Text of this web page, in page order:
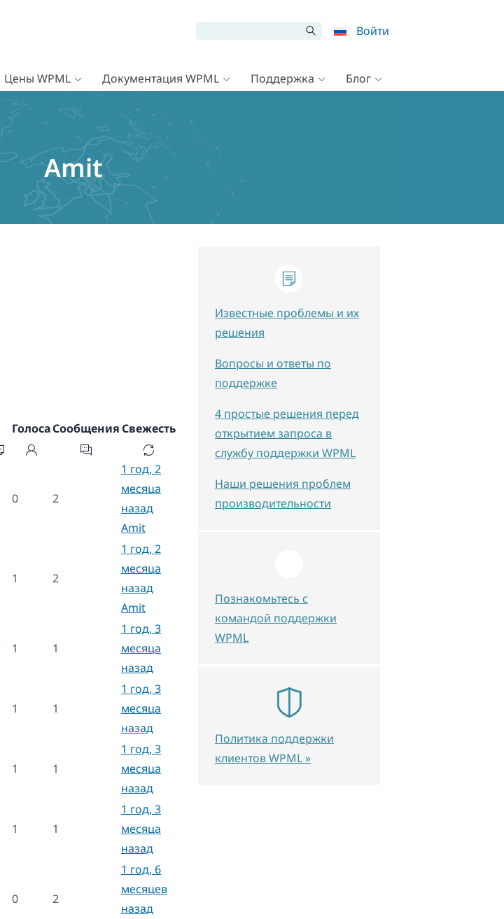
Войти
Цены WPML Документация WPML Поддержка Блог
Amit
ГолосаСообщенияСвежесть
0 2
1 год, 2
месяца
назад
Amit
1 2
1 год, 2
месяца
назад
Amit
1 1
1 год, 3
месяца
назад
1 1
1 год, 3
месяца
назад
1 1
1 год, 3
месяца
назад
1 1
1 год, 3
месяца
назад
0 2
1 год, 6
месяцев
назад
Известные проблемы и их
решения
Вопросы и ответы по
поддержке
4 простые решения перед
открытием запроса в
службу поддержки WPML
Наши решения проблем
производительности
Познакомьтесь с
командой поддержки
WPML
Политика поддержки
клиентов WPML »